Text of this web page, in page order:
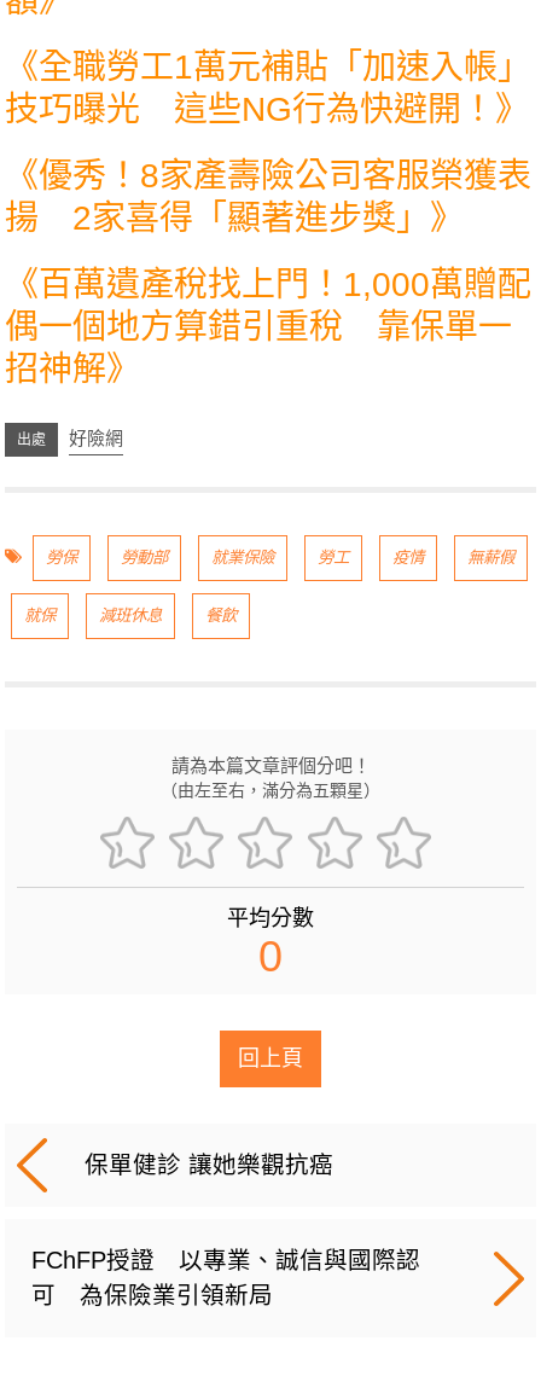
《全職勞工1萬元補貼「加速入帳」
技巧曝光 這些NG行為快避開！ 》
《優秀！8家產壽險公司客服榮獲表
揚 2家喜得「顯著進步獎」 》
《 百萬遺產稅找上門！1,000萬贈配
偶一個地方算錯引重稅 靠保單一
招神解》
好險網
勞保 勞動部 就業保險 勞工 疫情 無薪假
就保 減班休息 餐飲
請為本篇文章評個分吧！
（由左至右，滿分為五顆星）
平均分數
0
回上頁
保單健診 讓她樂觀抗癌
FChFP授證 以專業、誠信與國際認
可 為保險業引領新局